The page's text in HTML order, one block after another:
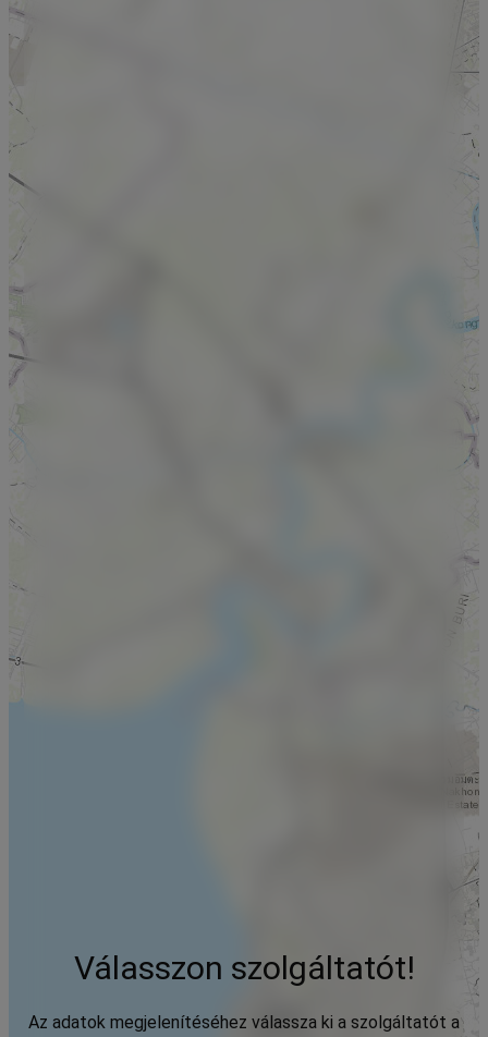
Válasszon szolgáltatót!
Az adatok megjelenítéséhez válassza ki a szolgáltatót a